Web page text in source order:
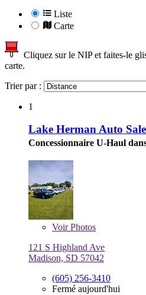
Liste
Carte
Cliquez sur le NIP et faites-le
carte.
Trier par :
1
Lake Herman Auto
Concessionnaire U-Haul
VoirPhotos
121 S Highland Ave
Madison, SD 57042
(605) 256-3410
Fermé aujourd'hui